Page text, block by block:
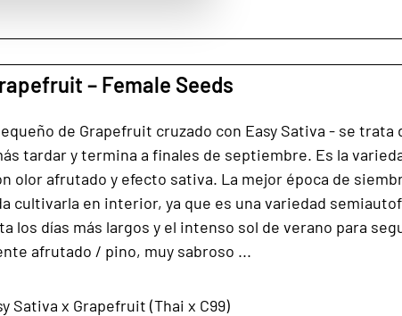
– Female Seeds
de Grapefruit cruzado con Easy Sativa - se
tardar y termina a finales de septiembre. Es la
olor afrutado y efecto sativa. La mejor época de
cultivarla en interior, ya que es una variedad
los días más largos y el intenso sol de verano para
afrutado / pino, muy sabroso ...
Sativa x Grapefruit (Thai x C99)